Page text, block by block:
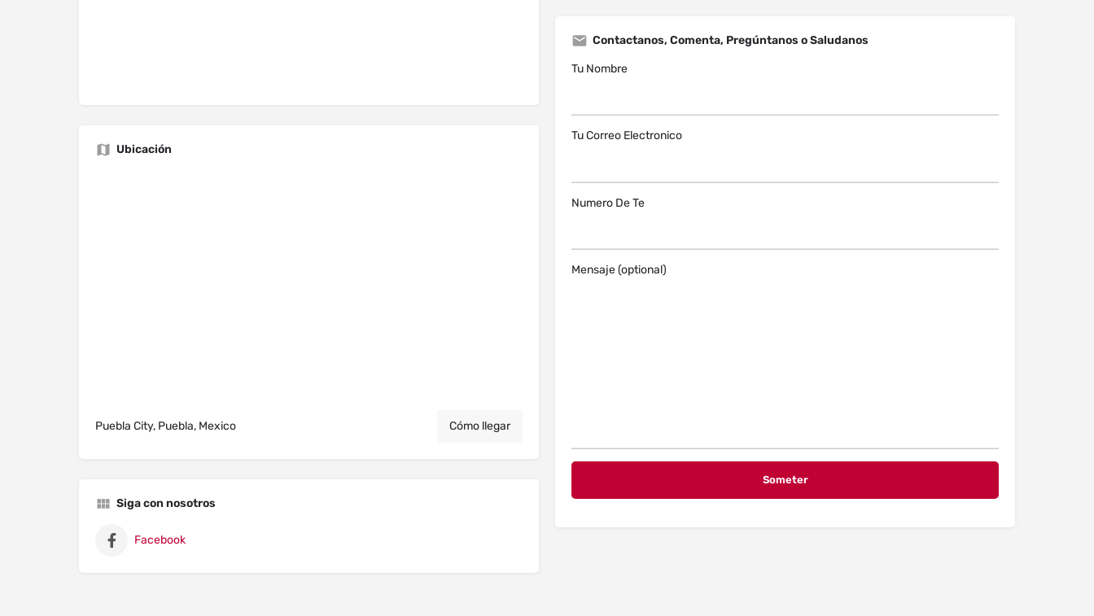
Ubicación
Puebla City, Puebla, Mexico Cómo llegar
Siga con nosotros
Facebook
Contactanos, Comenta, Pregúntanos o Saludanos
Tu Nombre
Tu Correo Electronico
Numero De Te
Mensaje (optional)